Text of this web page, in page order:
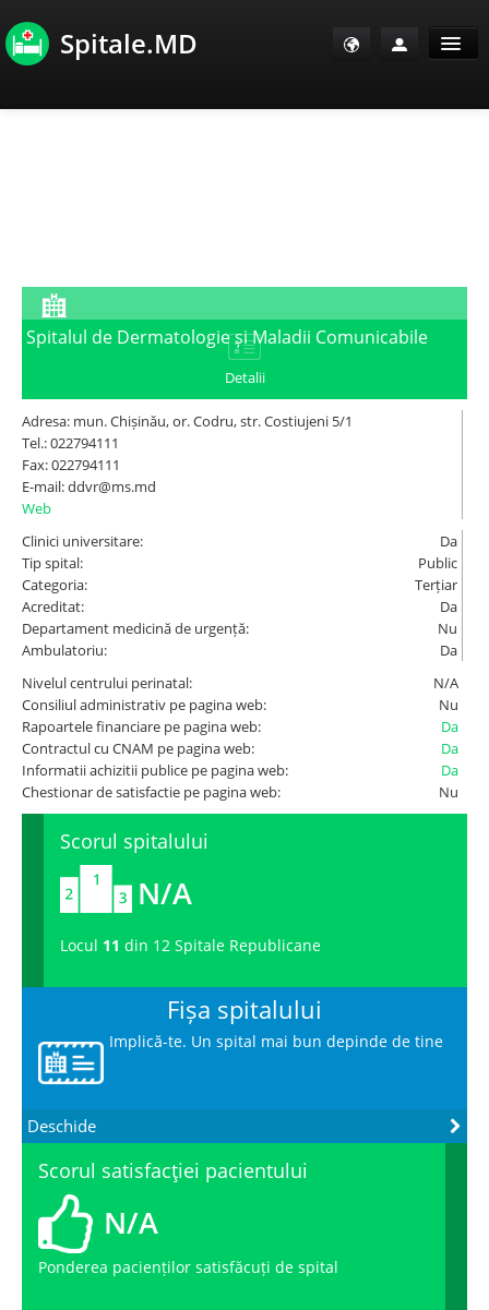
Spitale.MD
E-Sănătate Pacienți
E-Sănătate Instituții
Tuberculoza Info
Spitale.MD
Centrul PAS
Școala E-Sănătate
SanoTeca
Spitalul de Dermatologie și Maladii Comunicabile
Detalii
Adresa: mun. Chișinău, or. Codru, str. Costiujeni 5/1
Tel.: 022794111
Fax: 022794111
E-mail: ddvr@ms.md
Web
Clinici universitare:
Da
Tip spital:
Public
Categoria:
Terțiar
Acreditat:
Da
Departament medicină de urgență:
Nu
Ambulatoriu:
Da
Nivelul centrului perinatal:
N/A
Consiliul administrativ pe pagina web:
Nu
Rapoartele financiare pe pagina web:
Da
Contractul cu CNAM pe pagina web:
Da
Informatii achizitii publice pe pagina web:
Da
Chestionar de satisfactie pe pagina web:
Nu
Scorul spitalului
N/A
Locul 11 din 12 Spitale Republicane
Fișa spitalului
Implică-te. Un spital mai bun depinde de tine
Deschide
Scorul satisfacţiei pacientului
N/A
Ponderea pacienților satisfăcuți de spital